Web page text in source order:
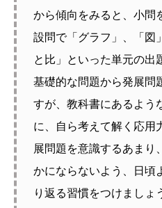
から傾向をみると、小問
設問で「グラフ」、「図
と比」といった単元の出
基礎的な問題から発展問
すが、教科書にあるよう
に、自ら考えて解く応用
展問題を意識するあまり
かにならないよう、日頃
り返る習慣をつけましょ